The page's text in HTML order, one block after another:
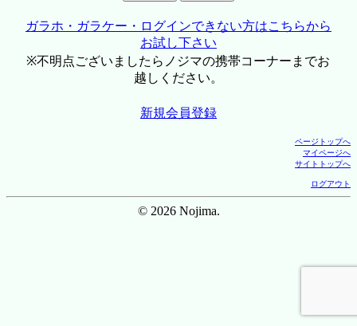
ガラホ・ガラケー・ログインできない方はこちらから
お試し下さい
※不明点ございましたらノジマの携帯コーナーまでお
越しください。
新規会員登録
ページトップへ
マイページへ
サイトトップへ
ログアウト
© 2026 Nojima.